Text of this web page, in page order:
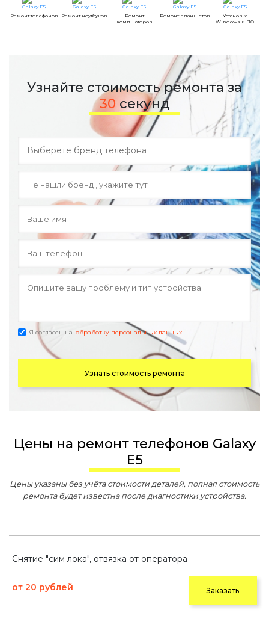
Ремонт телефонов Ремонт ноутбуков
Ремонт
компьютеров
Ремонт планшетов
Установка
Windows и ПО
Узнайте стоимость ремонта за
30 секунд
Я согласен на обработку персональных данных
Узнать стоимость ремонта
Цены на ремонт телефонов Galaxy
E5
Цены указаны без учёта стоимости деталей, полная стоимость
ремонта будет известна после диагностики устройства.
Снятие "сим лока", отвязка от оператора
от 20 рублей Заказать